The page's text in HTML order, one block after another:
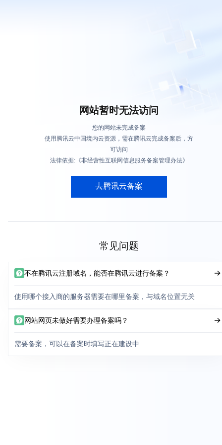
网站暂时无法访问
您的网站未完成备案
使用腾讯云中国境内云资源，需在腾讯云完成备案后，方
可访问
法律依据:《非经营性互联网信息服务备案管理办法》
去腾讯云备案
常见问题
不在腾讯云注册域名，能否在腾讯云进行备案？
使用哪个接入商的服务器需要在哪里备案，与域名位置无关
网站网页未做好需要办理备案吗？
需要备案，可以在备案时填写正在建设中